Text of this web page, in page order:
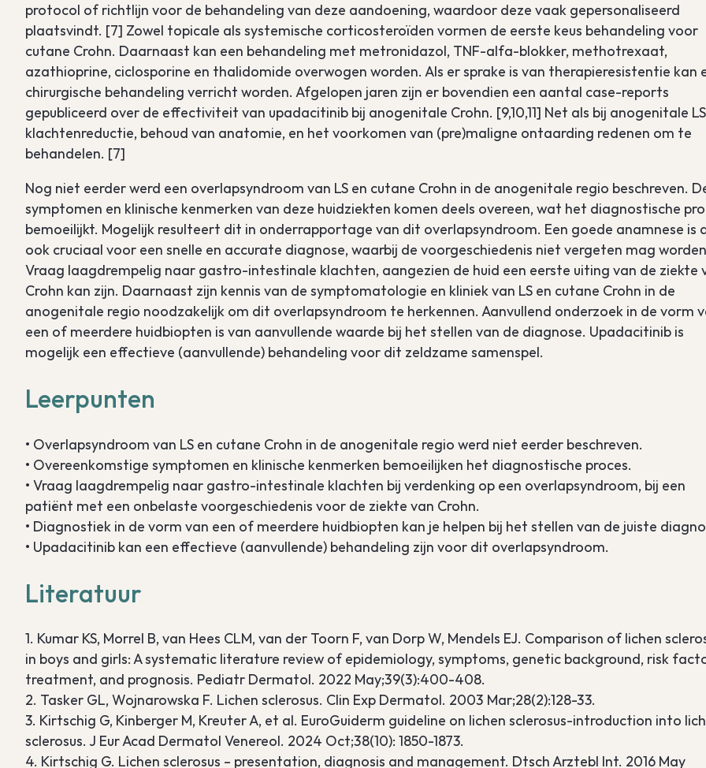
protocol of richtlijn voor de behandeling van deze aandoening, waardoor deze vaak gepersonaliseerd
plaatsvindt. [7] Zowel topicale als systemische corticosteroïden vormen de eerste keus behandeling voor
cutane Crohn. Daarnaast kan een behandeling met metronidazol, TNF-alfa-blokker, methotrexaat,
azathioprine, ciclosporine en thalidomide overwogen worden. Als er sprake is van therapieresistentie kan
chirurgische behandeling verricht worden. Afgelopen jaren zijn er bovendien een aantal case-reports
gepubliceerd over de effectiviteit van upadacitinib bij anogenitale Crohn. [9,10,11] Net als bij anogenitale
klachtenreductie, behoud van anatomie, en het voorkomen van (pre)maligne ontaarding redenen om te
behandelen. [7]
Nog niet eerder werd een overlapsyndroom van LS en cutane Crohn in de anogenitale regio beschreven.
symptomen en klinische kenmerken van deze huidziekten komen deels overeen, wat het diagnostische
bemoeilijkt. Mogelijk resulteert dit in onderrapportage van dit overlapsyndroom. Een goede anamnese is
ook cruciaal voor een snelle en accurate diagnose, waarbij de voorgeschiedenis niet vergeten mag
Vraag laagdrempelig naar gastro-intestinale klachten, aangezien de huid een eerste uiting van de ziekte
Crohn kan zijn. Daarnaast zijn kennis van de symptomatologie en kliniek van LS en cutane Crohn in de
anogenitale regio noodzakelijk om dit overlapsyndroom te herkennen. Aanvullend onderzoek in de vorm
een of meerdere huidbiopten is van aanvullende waarde bij het stellen van de diagnose. Upadacitinib is
mogelijk een effectieve (aanvullende) behandeling voor dit zeldzame samenspel.
Leerpunten
• Overlapsyndroom van LS en cutane Crohn in de anogenitale regio werd niet eerder beschreven.
• Overeenkomstige symptomen en klinische kenmerken bemoeilijken het diagnostische proces.
• Vraag laagdrempelig naar gastro-intestinale klachten bij verdenking op een overlapsyndroom, bij een
patiënt met een onbelaste voorgeschiedenis voor de ziekte van Crohn.
• Diagnostiek in de vorm van een of meerdere huidbiopten kan je helpen bij het stellen van de juiste
• Upadacitinib kan een effectieve (aanvullende) behandeling zijn voor dit overlapsyndroom.
Literatuur
1. Kumar KS, Morrel B, van Hees CLM, van der Toorn F, van Dorp W, Mendels EJ. Comparison of lichen
in boys and girls: A systematic literature review of epidemiology, symptoms, genetic background, risk
treatment, and prognosis. Pediatr Dermatol. 2022 May;39(3):400-408.
2. Tasker GL, Wojnarowska F. Lichen sclerosus. Clin Exp Dermatol. 2003 Mar;28(2):128-33.
3. Kirtschig G, Kinberger M, Kreuter A, et al. EuroGuiderm guideline on lichen sclerosus-introduction into
sclerosus. J Eur Acad Dermatol Venereol. 2024 Oct;38(10): 1850-1873.
4. Kirtschig G. Lichen sclerosus – presentation, diagnosis and management. Dtsch Arztebl Int. 2016 May